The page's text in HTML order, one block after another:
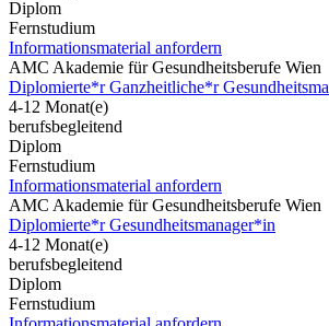
Diplom
Fernstudium
Informationsmaterial anfordern
AMC Akademie für Gesundheitsberufe Wien
Diplomierte*r Ganzheitliche*r
4-12 Monat(e)
berufsbegleitend
Diplom
Fernstudium
Informationsmaterial anfordern
AMC Akademie für Gesundheitsberufe Wien
Diplomierte*r Gesundheitsmanager*in
4-12 Monat(e)
berufsbegleitend
Diplom
Fernstudium